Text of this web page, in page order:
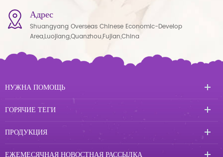
Адрес
Shuangyang Overseas Chinese Economic-Develop
Area,Luojiang,Quanzhou,Fujian,China
НУЖНА ПОМОЩЬ
ГОРЯЧИЕ ТЕГИ
ПРОДУКЦИЯ